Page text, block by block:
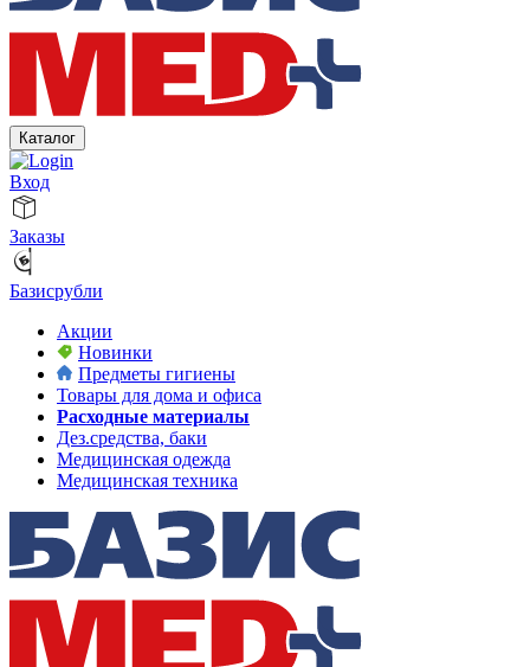
Каталог
Вход
Заказы
Базисрубли
Акции
Новинки
Предметы гигиены
Товары для дома и офиса
Расходные материалы
Дез.средства, баки
Медицинская одежда
Медицинская техника